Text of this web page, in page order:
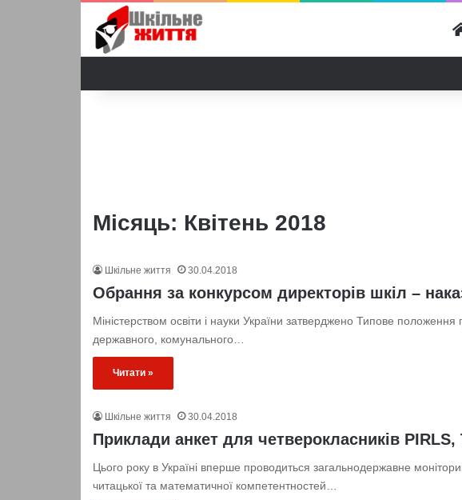
Місяць: Квітень 2018
Шкільне життя 30.04.2018
Обрання за конкурсом директорів шкіл –
Міністерством освіти і науки України затверджено Типове положення
державного, комунального…
Читати »
Шкільне життя 30.04.2018
Приклади анкет для четверокласників PIRLS,
Цього року в Україні вперше проводиться загальнодержавне
читацької та математичної компетентностей…